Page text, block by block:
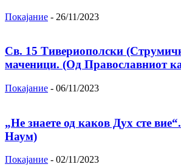
Покајание - 26/11/2023
Св. 15 Тивeриoпoлски
маченици. (Од Православниот
Покајание - 06/11/2023
„Не знаете од каков Дух сте
Наум)
Покајание - 02/11/2023